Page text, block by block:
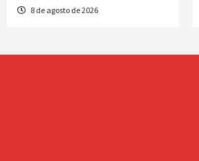
8 de agosto de 2026